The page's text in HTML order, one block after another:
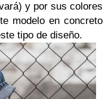
y por sus colores
modelo en concreto
tipo de diseño.